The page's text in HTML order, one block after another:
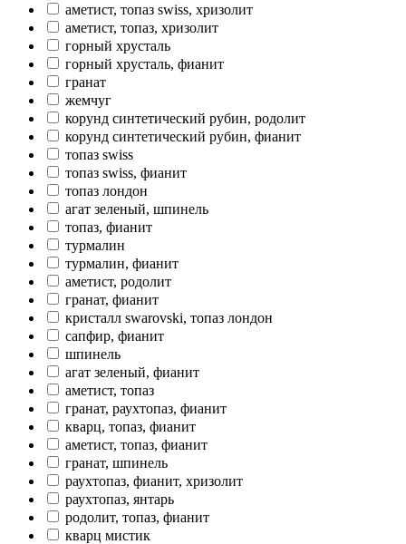
аметист, топаз swiss, хризолит
аметист, топаз, хризолит
горный хрусталь
горный хрусталь, фианит
гранат
жемчуг
корунд синтетический рубин, родолит
корунд синтетический рубин, фианит
топаз swiss
топаз swiss, фианит
топаз лондон
агат зеленый, шпинель
топаз, фианит
турмалин
турмалин, фианит
аметист, родолит
гранат, фианит
кристалл swarovski, топаз лондон
сапфир, фианит
шпинель
агат зеленый, фианит
аметист, топаз
гранат, раухтопаз, фианит
кварц, топаз, фианит
аметист, топаз, фианит
гранат, шпинель
раухтопаз, фианит, хризолит
раухтопаз, янтарь
родолит, топаз, фианит
кварц мистик